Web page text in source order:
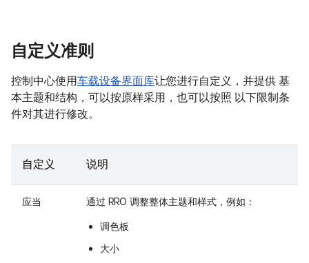
自定义准则
控制中心使用车载设备界面库让您进行自定义，并提供 基
本主题和结构，可以按原样采用，也可以按照 以下限制条
件对其进行修改。
自定义 说明
应当
通过 RRO 调整整体主题和样式，例如：
调色板
大小